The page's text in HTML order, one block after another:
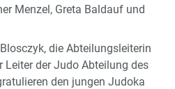
Menzel, Greta Baldauf und
die Abteilungsleiterin
Leiter der Judo Abteilung des
den jungen Judoka